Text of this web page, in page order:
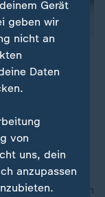
US-Präsident
Amtszeit
nach oben
Gerät
geben wir
nicht an
Daten
von
uns, dein
anzupassen